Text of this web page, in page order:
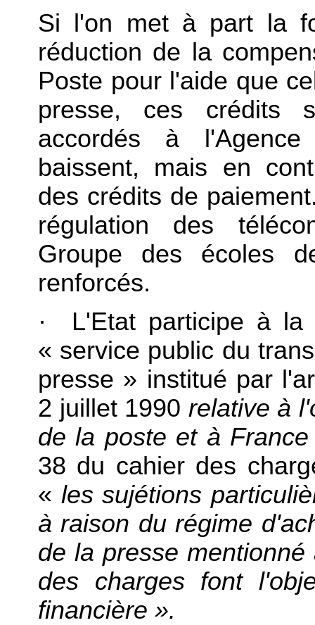
Si l'on met à part la
réduction de la
Poste pour l'aide que
presse, ces crédits
accordés à
baissent, mais en
des crédits de
régulation des
Groupe des écoles
renforcés.
· L'Etat participe à la
« service public du
presse » institué par
2 juillet 1990 relative à
de la poste et à
38 du cahier des
« les sujétions
à raison du régime
de la presse
des charges font
financière ».